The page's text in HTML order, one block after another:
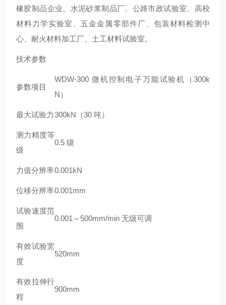
橡胶制品企业、水泥砂浆制品厂、公路市政试验室、高校
材料力学实验室、五金金属零部件厂、包装材料检测中
心、耐火材料加工厂、土工材料试验室。
技术参数
参数项目
WDW-300 微机控制电子万能试验机（300k
N）
最大试验力300kN（30 吨）
测力精度等
级
0.5 级
力值分辨率0.001kN
位移分辨率0.001mm
试验速度范
围
0.001～500mm/min 无级可调
有效试验宽
度
520mm
有效拉伸行
程
900mm